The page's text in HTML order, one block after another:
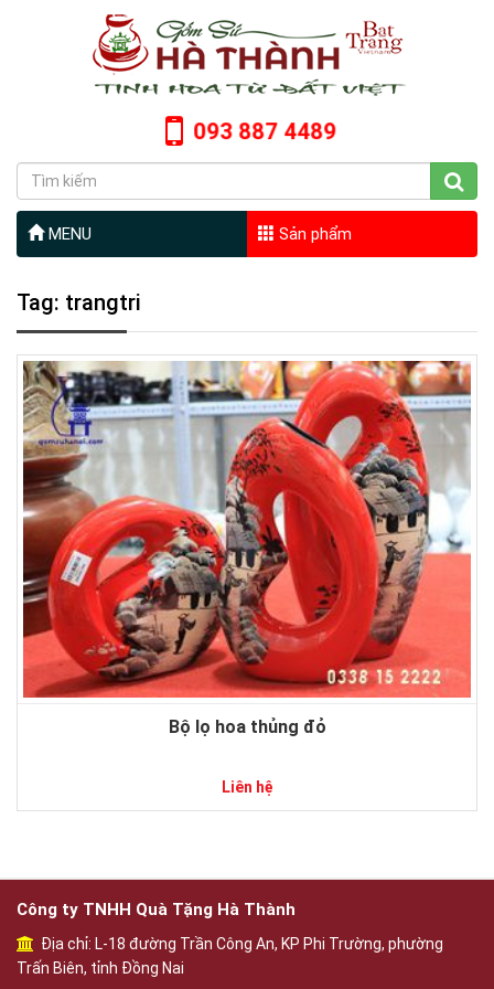
093 887 4489
MENU Sản phẩm
Tag: trangtri
Bộ lọ hoa thủng đỏ
Liên hệ
Công ty TNHH Quà Tặng Hà Thành
Địa chỉ: L-18 đường Trần Công An, KP Phi Trường, phường
Trấn Biên, tỉnh Đồng Nai